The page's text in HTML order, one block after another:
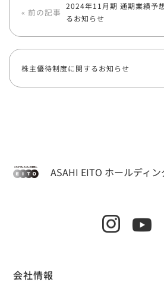
« 前の記事
2024年11月期 通期業績予
るお知らせ
株主優待制度に関するお知らせ
ASAHI EITO ホールディ
会社情報